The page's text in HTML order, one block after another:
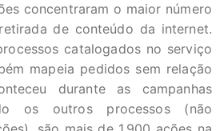
concentraram o maior número
de conteúdo da internet.
catalogados no serviço
mapeia pedidos sem relação
durante as campanhas
os outros processos (não